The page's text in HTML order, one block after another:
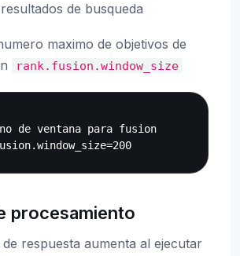
de busqueda
maximo de objetivos de
rank.fusion.window_size
de ventana para fusion
procesamiento
de respuesta aumenta al ejecutar